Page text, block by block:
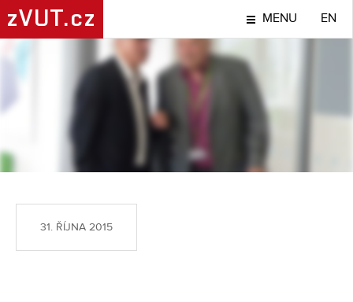
zVUT.cz MENU EN
LIDÉ
31. ŘÍJNA 2015